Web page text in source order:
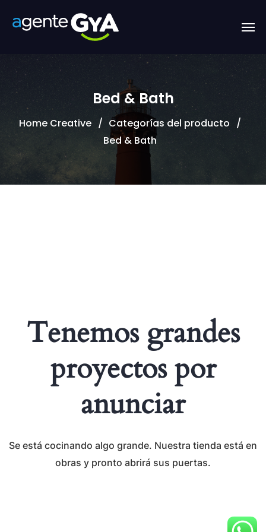
Bed & Bath
Home Creative
Categorías del producto
Bed & Bath
Tenemos grandes
proyectos por
anunciar
Se está cocinando algo grande. Nuestra tienda está en
obras y pronto abrirá sus puertas.